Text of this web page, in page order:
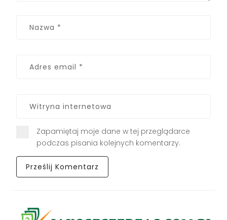
Zapamiętaj moje dane w tej przeglądarce
podczas pisania kolejnych komentarzy.